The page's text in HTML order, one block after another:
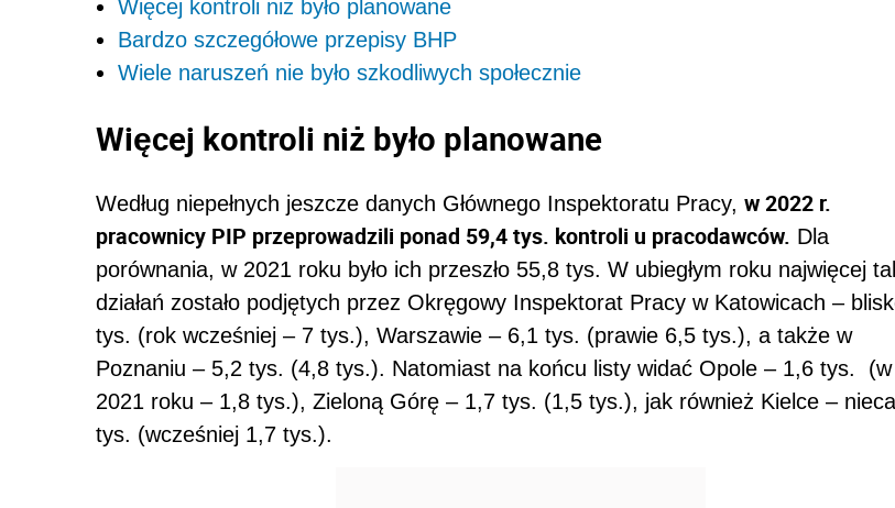
Więcej kontroli niż było planowane
Bardzo szczegółowe przepisy BHP
Wiele naruszeń nie było szkodliwych społecznie
Więcej kontroli niż było planowane
Według niepełnych jeszcze danych Głównego Inspektoratu Pracy, w 2022 r.
pracownicy PIP przeprowadzili ponad 59,4 tys. kontroli u pracodawców. Dla
porównania, w 2021 roku było ich przeszło 55,8 tys. W ubiegłym roku najwięcej
działań zostało podjętych przez Okręgowy Inspektorat Pracy w Katowicach –
tys. (rok wcześniej – 7 tys.), Warszawie – 6,1 tys. (prawie 6,5 tys.), a także w
Poznaniu – 5,2 tys. (4,8 tys.). Natomiast na końcu listy widać Opole – 1,6 tys. (w
2021 roku – 1,8 tys.), Zieloną Górę – 1,7 tys. (1,5 tys.), jak również Kielce –
tys. (wcześniej 1,7 tys.).